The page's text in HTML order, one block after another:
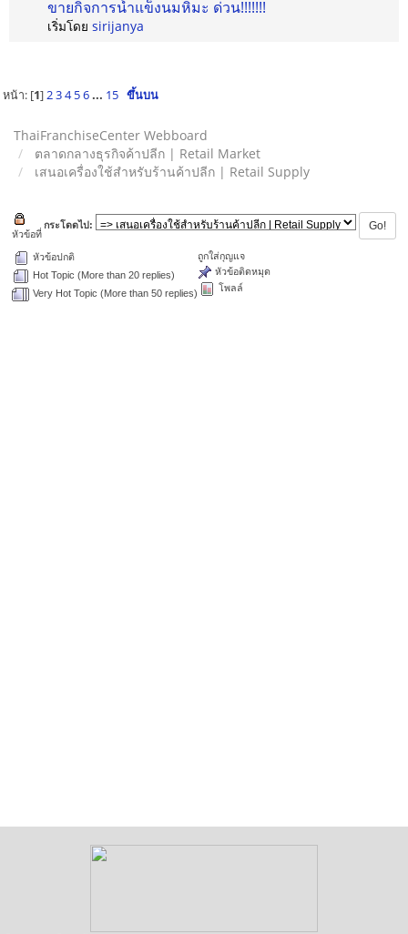
ขายกิจการน้ำแข็งนมหิมะ ด่วน!!!!!!!
เริ่มโดย sirijanya
หน้า: [1]2 3 4 5 6 ... 15 ขึ้นบน
ThaiFranchiseCenter Webboard
ตลาดกลางธุรกิจค้าปลีก | Retail Market
เสนอเครื่องใช้สำหรับร้านค้าปลีก | Retail Supply
กระโดดไป:
หัวข้อปกติ
Hot Topic (More than 20 replies)
Very Hot Topic (More than 50 replies)
หัวข้อที่
ถูกใส่กุญแจ
หัวข้อติดหมุด
โพลล์